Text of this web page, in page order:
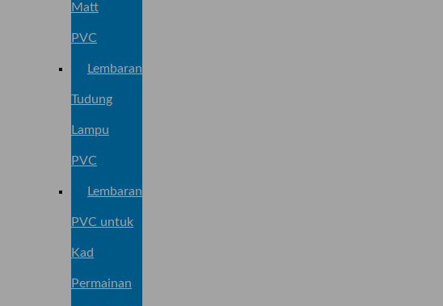
Matt
PVC
Lembaran
Tudung
Lampu
PVC
Lembaran
PVC untuk
Kad
Permainan